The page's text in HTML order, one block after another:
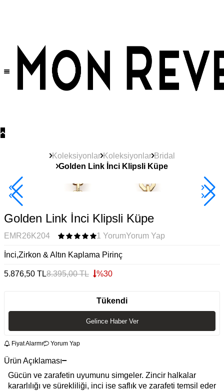
Koleksiyonlar Koleksiyonlar Bridal
Golden Link İnci Klipsli Küpe
2+ Ürüne +%10
Golden Link İnci Klipsli Küpe
EMR26K204 1 YorumYorum Yap
İnci,Zirkon & Altın Kaplama Pirinç
5.876,50 TL8.395,00TL %30
Tükendi
Gelince Haber Ver
Fiyat Alarmı Yorum Yap
Ürün Açıklaması
Gücün ve zarafetin uyumunu simgeler. Zincir halkalar
kararlılığı ve sürekliliği, inci ise saflık ve zarafeti temsil eder